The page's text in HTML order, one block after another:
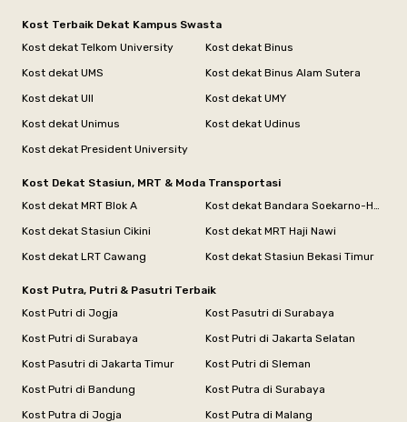
Kost Terbaik Dekat Kampus Swasta
Kost dekat Telkom University
Kost dekat Binus
Kost dekat UMS
Kost dekat Binus Alam Sutera
Kost dekat UII
Kost dekat UMY
Kost dekat Unimus
Kost dekat Udinus
Kost dekat President University
Kost Dekat Stasiun, MRT & Moda Transportasi
Kost dekat MRT Blok A
Kost dekat Bandara Soekarno-Hatta
Kost dekat Stasiun Cikini
Kost dekat MRT Haji Nawi
Kost dekat LRT Cawang
Kost dekat Stasiun Bekasi Timur
Kost Putra, Putri & Pasutri Terbaik
Kost Putri di Jogja
Kost Pasutri di Surabaya
Kost Putri di Surabaya
Kost Putri di Jakarta Selatan
Kost Pasutri di Jakarta Timur
Kost Putri di Sleman
Kost Putri di Bandung
Kost Putra di Surabaya
Kost Putra di Jogja
Kost Putra di Malang